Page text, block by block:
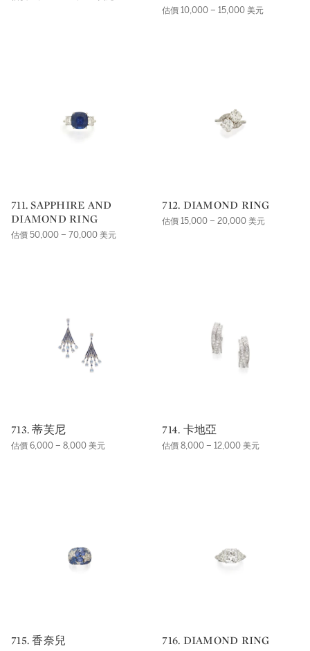
估價 10,000 – 15,000 美元
711. SAPPHIRE AND
DIAMOND RING
估價 50,000 – 70,000 美元
712. DIAMOND RING
估價 15,000 – 20,000 美元
713. 蒂芙尼
估價 6,000 – 8,000 美元
714. 卡地亞
估價 8,000 – 12,000 美元
715. 香奈兒 716. DIAMOND RING